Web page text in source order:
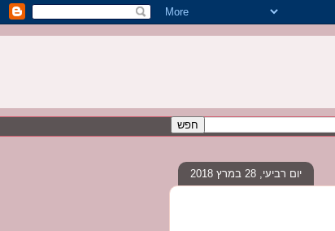
יום רביעי, 28 במרץ 2018